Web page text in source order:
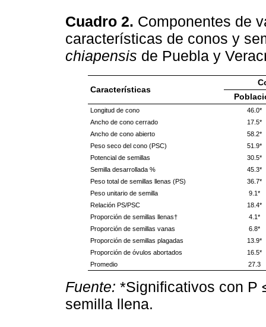
Cuadro 2. Componentes de
características de conos y
chiapensis de Puebla y
Características
Longitud de cono
46.0*
Ancho de cono cerrado
17.5*
Ancho de cono abierto
58.2*
Peso seco del cono (PSC)
51.9*
Potencial de semillas
30.5*
Semilla desarrollada %
45.3*
Peso total de semillas llenas (PS)
36.7*
Peso unitario de semilla
9.1*
Relación PS/PSC
18.4*
Proporción de semillas llenas†
4.1*
Proporción de semillas vanas
6.8*
Proporción de semillas plagadas
13.9*
Proporción de óvulos abortados
16.5*
Promedio
27.3
Fuente: *Significativos con P
semilla llena.